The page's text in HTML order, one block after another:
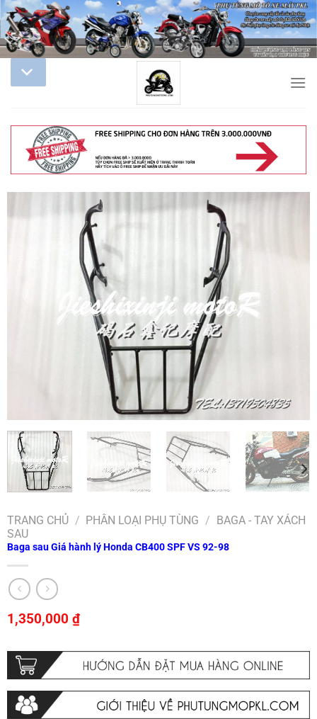
TRANG CHỦ / PHÂN LOẠI PHỤ TÙNG / BAGA - TAY XÁCH
SAU
Baga sau Giá hành lý Honda CB400 SPF VS 92-98
1,350,000 ₫